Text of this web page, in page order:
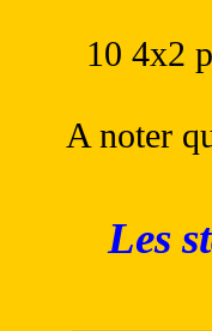
10 4x2
A noter
Les